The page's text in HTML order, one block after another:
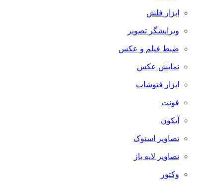
ابزار فلش
ویرایشگر تصویر
ضبط فيلم و عكس
نمایش عکس
ابزار فتوشاپ
فونت
آیکون
تصاویر استوک
تصاویر لایه باز
وکتور